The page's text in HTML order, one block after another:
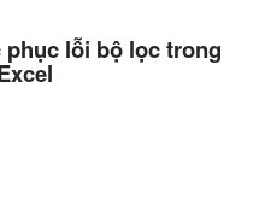
phục lỗi bộ lọc trong